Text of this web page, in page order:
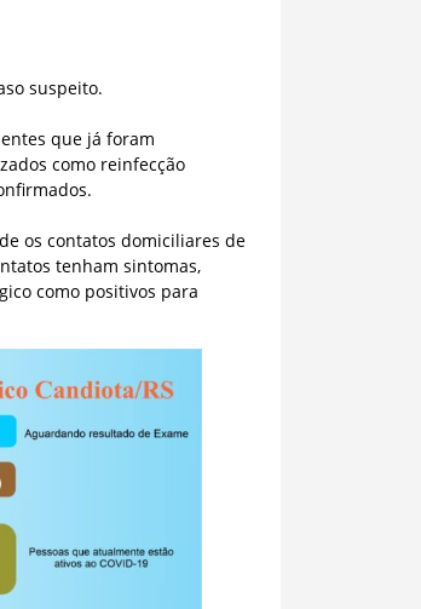
suspeito.
que já foram
como reinfecção
os contatos domiciliares de
tenham sintomas,
como positivos para